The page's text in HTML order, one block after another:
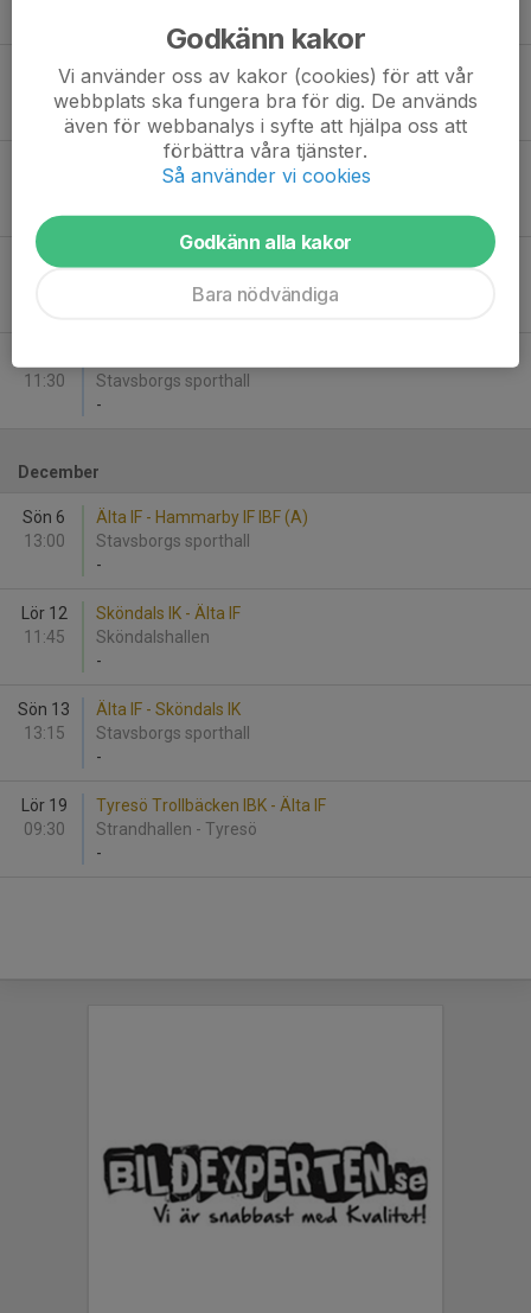
Lör 21
Högalids IF (A) - Älta IF
Liljeholmshallen 1
-
AIK IBF - Älta IF
Ulriksdalshallen
-
Lör 28
S:t Erikshallen
11:30
Stavsborgs sporthall
-
December
Sön 6
13:00
Älta IF - Hammarby IF IBF (A)
Stavsborgs sporthall
-
Lör 12
11:45
Sköndals IK - Älta IF
Sköndalshallen
-
Sön 13
13:15
Älta IF - Sköndals IK
Stavsborgs sporthall
-
Lör 19
09:30
Tyresö Trollbäcken IBK - Älta IF
Strandhallen - Tyresö
-
Godkänn kakor
Vi använder oss av kakor (cookies) för att vår
webbplats ska fungera bra för dig. De används
även för webbanalys i syfte att hjälpa oss att
förbättra våra tjänster.
Så använder vi cookies
Godkänn alla kakor
Bara nödvändiga